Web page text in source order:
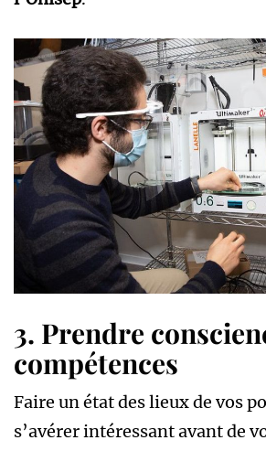
3. Prendre
compétences
Faire un état des lieux de vos
s’avérer intéressant avant de